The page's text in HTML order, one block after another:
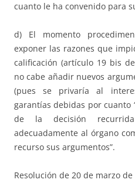
cuanto le ha convenido para
d) El momento
exponer las razones que
calificación (artículo 19 bis
no cabe añadir nuevos
(pues se privaría al
garantías debidas por cuanto
de la decisión
adecuadamente al órgano
recurso sus argumentos”.
Resolución de 20 de marzo de